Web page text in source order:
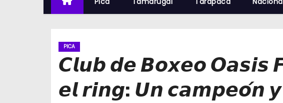
PICA
𝘾𝙡𝙪𝙗 𝙙𝙚 𝘽𝙤𝙭𝙚𝙤 𝙊𝙖𝙨𝙞𝙨
𝙚𝙡 𝙧𝙞𝙣𝙜: 𝙐𝙣 𝙘𝙖𝙢𝙥𝙚𝙤́𝙣 𝙮